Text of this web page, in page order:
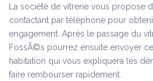
La société de vitrerie vous propose
contactant par téléphone pour
engagement. Après le passage du
FossÃ©s pourrez ensuite envoyer
habitation qui vous expliquera les
faire rembourser rapidement.